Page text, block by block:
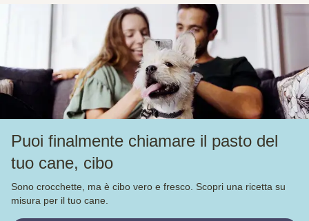
Puoi finalmente chiamare il pasto del
tuo cane, cibo
Sono crocchette, ma è cibo vero e fresco. Scopri una ricetta su
misura per il tuo cane.